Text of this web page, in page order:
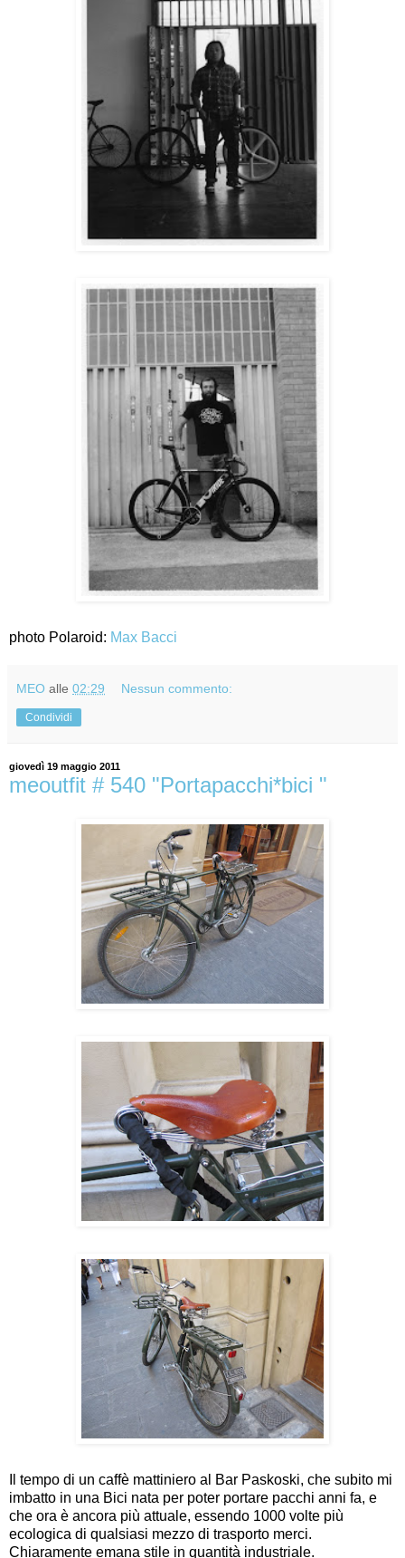
photo Polaroid: Max Bacci
MEO alle 02:29 Nessun commento:
Condividi
giovedì 19 maggio 2011
meoutfit # 540 "Portapacchi*bici "
Il tempo di un caffè mattiniero al Bar Paskoski, che subito mi
imbatto in una Bici nata per poter portare pacchi anni fa, e
che ora è ancora più attuale, essendo 1000 volte più
ecologica di qualsiasi mezzo di trasporto merci.
Chiaramente emana stile in quantità industriale.